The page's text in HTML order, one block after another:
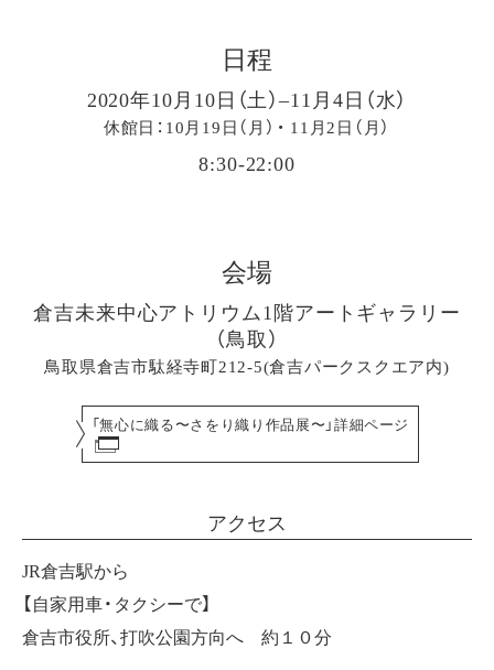
日程
2020年10月10日（土）–11月4日（水）
休館日：10月19日（月）・ 11月2日（月）
8:30-22:00
会場
倉吉未来中心アトリウム1階アートギャラリー
（鳥取）
鳥取県倉吉市駄経寺町212-5(倉吉パークスクエア内)
「無心に織る〜さをり織り作品展〜」詳細ページ
アクセス
JR倉吉駅から
【自家用車・タクシーで】
倉吉市役所、打吹公園方向へ 約１０分